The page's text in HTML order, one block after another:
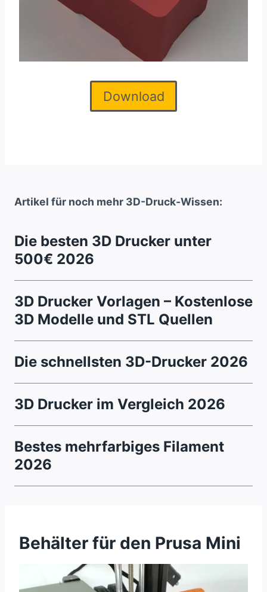
Download
Artikel für noch mehr 3D-Druck-Wissen:
Die besten 3D Drucker unter
500€ 2026
3D Drucker Vorlagen – Kostenlose
3D Modelle und STL Quellen
Die schnellsten 3D-Drucker 2026
3D Drucker im Vergleich 2026
Bestes mehrfarbiges Filament
2026
Behälter für den Prusa Mini